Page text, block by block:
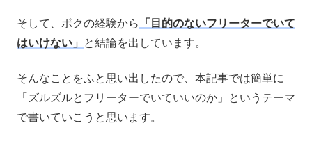
そして、ボクの経験から
「目的のないフリーターでいて
はいけない」
と結論を出しています。
そんなことをふと思い出したので、本記事では簡単に
「ズルズルとフリーターでいていいのか」というテーマ
で書いていこうと思います。